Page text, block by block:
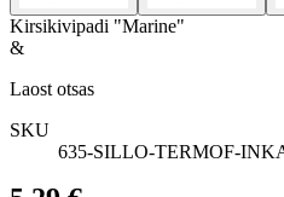
Kirsikivipadi "Marine"
&
Laost otsas
SKU
635-SILLO-TERMOF-